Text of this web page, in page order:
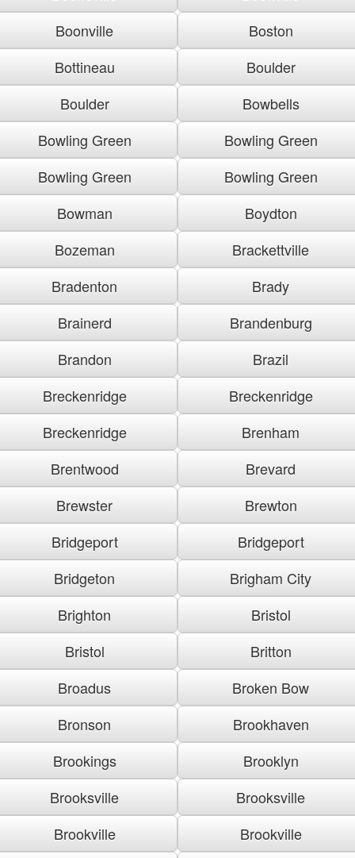
Boonville
Boston
Bottineau
Boulder
Boulder
Bowbells
Bowling Green
Bowling Green
Bowling Green
Bowling Green
Bowman
Boydton
Bozeman
Brackettville
Bradenton
Brady
Brainerd
Brandenburg
Brandon
Brazil
Breckenridge
Breckenridge
Breckenridge
Brenham
Brentwood
Brevard
Brewster
Brewton
Bridgeport
Bridgeport
Bridgeton
Brigham City
Brighton
Bristol
Bristol
Britton
Broadus
Broken Bow
Bronson
Brookhaven
Brookings
Brooklyn
Brooksville
Brooksville
Brookville
Brookville